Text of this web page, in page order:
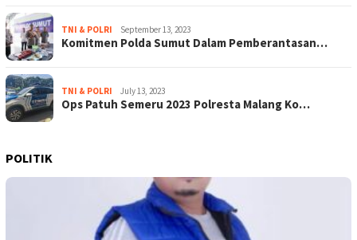
TNI & POLRI September 13, 2023
Komitmen Polda Sumut Dalam Pemberantasan…
TNI & POLRI July 13, 2023
Ops Patuh Semeru 2023 Polresta Malang Ko…
POLITIK